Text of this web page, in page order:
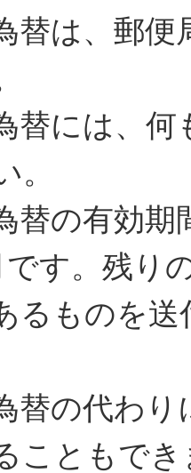
替は、郵便
替には、何
。
替の有効期
です。残り
るものを
替の代わり
こともで